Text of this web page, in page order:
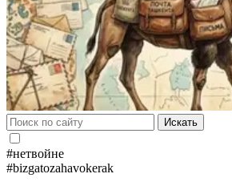
Искать
#нетвойне
#bizgatozahavokerak